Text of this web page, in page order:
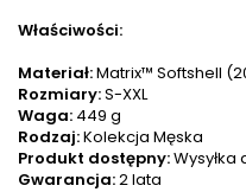
Właściwości:
Materiał:Matrix™ Softshell
Rozmiary:S-XXL
Waga: 449 g
Rodzaj:Kolekcja Męska
Produkt dostępny:
Gwarancja:2 lata